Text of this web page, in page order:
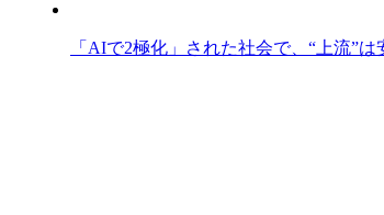
「AIで2極化」された社会で、“上流”は